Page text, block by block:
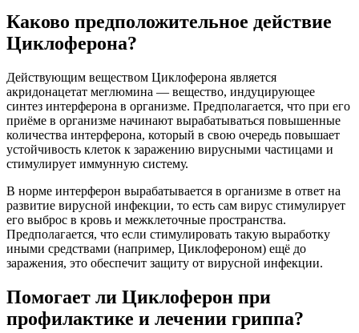
Каково предположительное действие
Циклоферона?
Действующим веществом Циклоферона является
акридонацетат меглюмина — вещество, индуцирующее
синтез интерферона в организме. Предполагается, что при его
приёме в организме начинают вырабатываться повышенные
количества интерферона, который в свою очередь повышает
устойчивость клеток к заражению вирусными частицами и
стимулирует иммунную систему.
В норме интерферон вырабатывается в организме в ответ на
развитие вирусной инфекции, то есть сам вирус стимулирует
его выброс в кровь и межклеточные пространства.
Предполагается, что если стимулировать такую выработку
иными средствами (например, Циклофероном) ещё до
заражения, это обеспечит защиту от вирусной инфекции.
Помогает ли Циклоферон при
профилактике и лечении гриппа?